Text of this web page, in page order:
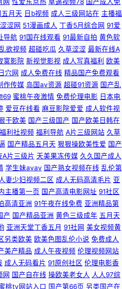
度 亚洲美女91网站 国产盗摄久久 偷拍视
日韩亚洲欧美国产婷婷 超碰爱99 AV天堂
久久成人网香蕉视频 91视频首页蝌蚪 玖
97 在线观看视频三级黄色 午夜福利合集
产黑料 婷婷五月影院 后入妹妹 91网在线
91海角真实网站www 四虎影库预览AV
在线熟女屁股 91福利海角 日本91色
产精品黄色二级 91大神呆哥视频模特 美
四虎影院8848 黑丝wwwcom 91色青草
资源站AV 九热免费视频播放 日韩三级黄
6视频 中文字幕影音先锋av 欧日韩美精
月天 日b视频 成人三级网站在 主播福
涩网 51漫画成人 丁香5月综合网 91爱
导航 91国在线观看 91最新自拍 黄色软
欲视频 超碰吃瓜 久草涩涩 最新在线A
寞影院 新视觉影视 成人写真福利 欧美
穴网 成人免费在线 精品国产免费观看
作传媒 岛国av资源 超碰91资源 国产乱
69 蜜桃午夜激情 免费伦理电影 日本电
爱豆在线看 麻豆影院爱爱 成人软件视
干欧美 国产三级国产 国产欧美日韩在
利社视频 福利导航 A片三级网站 久草
国产精品五月天 狠狠操欧美性爱 国产
A片三级片 天美果冻传媒 久久国产成人
学生妹avav 国产熟女视频在线 乱伦第
人妻少妇视频二区 成人无码高清毛片 亚
主播第一页 国产高清电影网址 91社区
高清亚洲 91午夜在线免费 亚洲精品第
产 国产精品亚洲 黄色三级成年 五月天
亚洲天堂丁香五月 91社网 美女视频黄
另类欧美 欧美色图乱伦小说 免费成人
美产精品 成人午夜视频 伦理视频网站
成人无码看片 91原创社区 伦理电影香
网 国产自在线 操欧美老女人 人人97综
桃tv网站入口 国产第66页 另类国产在